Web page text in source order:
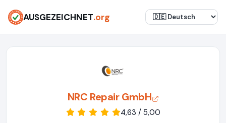
AUSGEZEICHNET.org
NRC Repair GmbH
4,63 / 5,00